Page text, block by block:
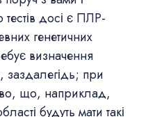
досі є ПЛР-
генетичних
визначення
заздалегідь; при
що, наприклад,
будуть мати такі